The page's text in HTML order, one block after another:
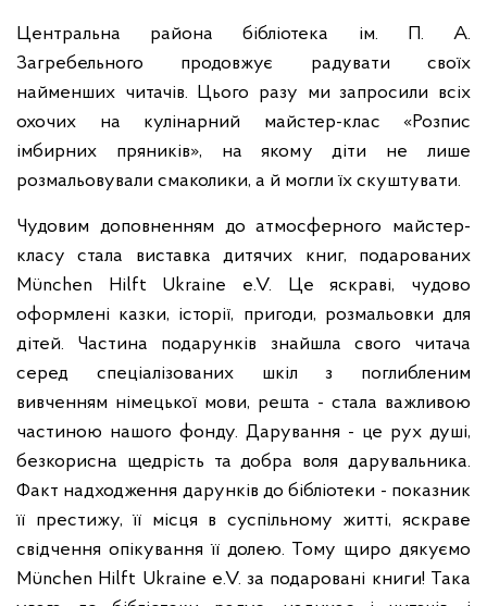
Центральна района бібліотека ім. П. А.
Загребельного продовжує радувати своїх
найменших читачів. Цього разу ми запросили всіх
охочих на кулінарний майстер-клас «Розпис
імбирних пряників», на якому діти не лише
розмальовували смаколики, а й могли їх скуштувати.
Чудовим доповненням до атмосферного майстер-
класу стала виставка дитячих книг, подарованих
München Hilft Ukraine e.V. Це яскраві, чудово
оформлені казки, історії, пригоди, розмальовки для
дітей. Частина подарунків знайшла свого читача
серед спеціалізованих шкіл з поглибленим
вивченням німецької мови, решта - стала важливою
частиною нашого фонду. Дарування - це рух душі,
безкорисна щедрість та добра воля дарувальника.
Факт надходження дарунків до бібліотеки - показник
її престижу, її місця в суспільному житті, яскраве
свідчення опікування її долею. Тому щиро дякуємо
München Hilft Ukraine e.V. за подаровані книги! Така